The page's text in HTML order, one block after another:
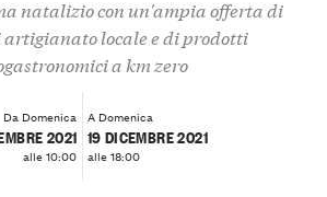
natalizio con un'ampia offerta di
locale e di prodotti
a km zero
Da Domenica
2021
alle 10:00
A Domenica
19 DICEMBRE 2021
alle 18:00